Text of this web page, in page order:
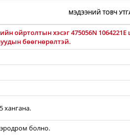
МЭДЭЭНИЙ ТОВЧ
ойртолтын хэсэг 475056N
бөөгнөрөлтэй.
хангана.
болно.